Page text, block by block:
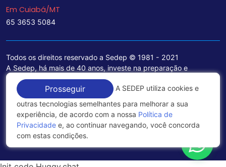
Em Cuiabá/MT
65 3653 5084
Todos os direitos reservado a Sedep © 1981 - 2021
A Sedep, há mais de 40 anos, investe na preparação e
treinamento de funcionários e na aquisição de tecnologia de
ponta para a ampliação de seu portfólio de serviços voltados
para a área jurídica, que contemplam informações seguras e
excelentes soluções empresariais.
Política de Privacidade
Prosseguir
A SEDEP utiliza cookies e
outras tecnologias semelhantes para melhorar a sua
experiência, de acordo com a nossa Política de
Privacidade e, ao continuar navegando, você concorda
com estas condições.